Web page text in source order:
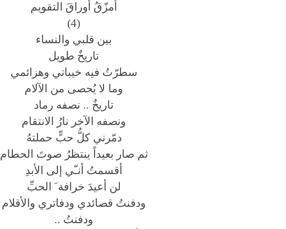
أمزّقُ أوراقَ التقويم
(4)
بين قلبي والنساء
تاريخٌ طويل
سطرّتُ فيه خيباتي وهزائمي
وما لا يُحصى من الآلام
تاريخٌ .. نصفه رماد
ونصفه الآخر نارُ الانتقام
دمّرني كلُّ حبٍّ حملتهُ
ثم صار بعيداً ينتظرُ صوتَ الحطام
أقسمتُ أنـّي إلى الأبدِ
لن أعيدَ خرافة َ الحبِّ
ودفنتُ قصائدي ودفاتري والأقلام
ودفنتُ ..